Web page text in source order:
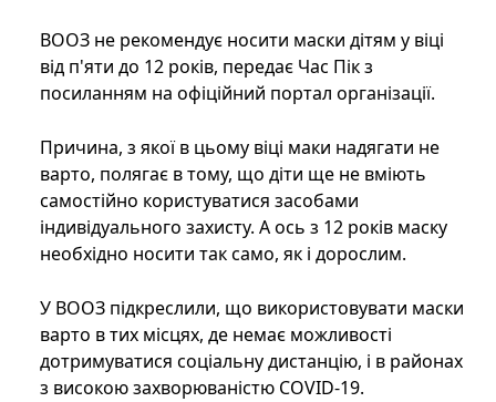
ВООЗ не рекомендує носити маски дітям у віці
від п'яти до 12 років, передає Час Пік з
посиланням на офіційний портал організації.
Причина, з якої в цьому віці маки надягати не
варто, полягає в тому, що діти ще не вміють
самостійно користуватися засобами
індивідуального захисту. А ось з 12 років маску
необхідно носити так само, як і дорослим.
У ВООЗ підкреслили, що використовувати маски
варто в тих місцях, де немає можливості
дотримуватися соціальну дистанцію, і в районах
з високою захворюваністю COVID-19.